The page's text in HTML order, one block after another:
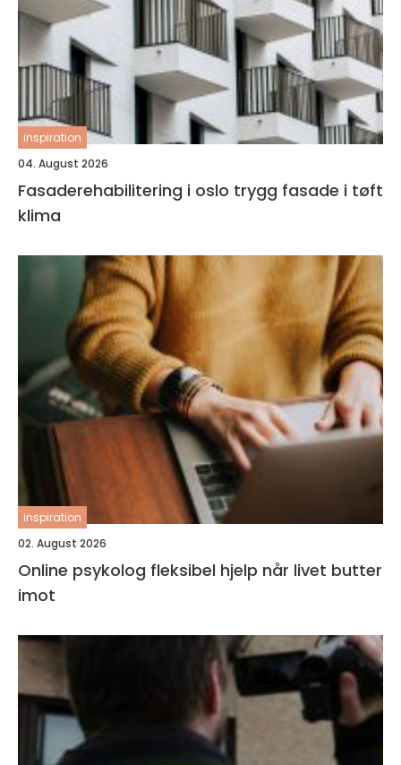
inspiration
04. August 2026
Fasaderehabilitering i oslo trygg fasade i tøft
klima
inspiration
02. August 2026
Online psykolog fleksibel hjelp når livet butter
imot